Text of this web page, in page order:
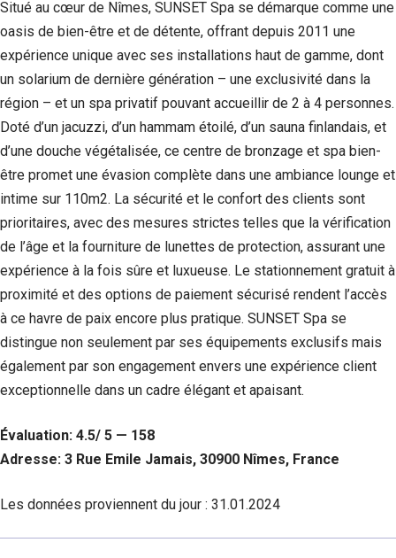
Situé au cœur de Nîmes, SUNSET Spa se démarque comme une
oasis de bien-être et de détente, offrant depuis 2011 une
expérience unique avec ses installations haut de gamme, dont
un solarium de dernière génération – une exclusivité dans la
région – et un spa privatif pouvant accueillir de 2 à 4 personnes.
Doté d’un jacuzzi, d’un hammam étoilé, d’un sauna finlandais, et
d’une douche végétalisée, ce centre de bronzage et spa bien-
être promet une évasion complète dans une ambiance lounge et
intime sur 110m2. La sécurité et le confort des clients sont
prioritaires, avec des mesures strictes telles que la vérification
de l’âge et la fourniture de lunettes de protection, assurant une
expérience à la fois sûre et luxueuse. Le stationnement gratuit à
proximité et des options de paiement sécurisé rendent l’accès
à ce havre de paix encore plus pratique. SUNSET Spa se
distingue non seulement par ses équipements exclusifs mais
également par son engagement envers une expérience client
exceptionnelle dans un cadre élégant et apaisant.
Évaluation: 4.5/ 5 — 158
Adresse: 3 Rue Emile Jamais, 30900 Nîmes, France
Les données proviennent du jour : 31.01.2024